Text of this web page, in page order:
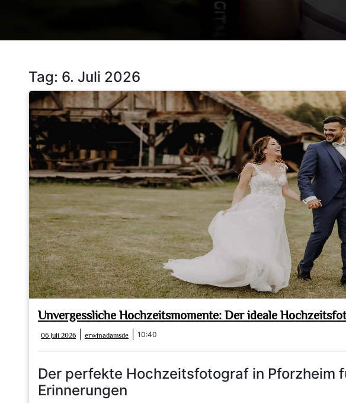
Tag: 6. Juli 2026
Unvergessliche Hochzeitsmomente: Der ideale
06 Juli 2026
Juli
2026
erwinadamsde erwinadamsde
10:40
Der perfekte Hochzeitsfotograf in Pforzheim
Erinnerungen